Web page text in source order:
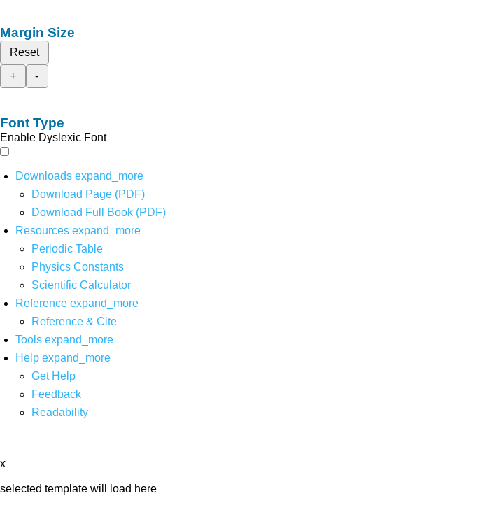
Margin Size
Reset
+
-
Font Type
Enable Dyslexic Font
Downloads expand_more
Download Page (PDF)
Download Full Book (PDF)
Resources expand_more
Periodic Table
Physics Constants
Scientific Calculator
Reference expand_more
Reference & Cite
Tools expand_more
Help expand_more
Get Help
Feedback
Readability
x
selected template will load here